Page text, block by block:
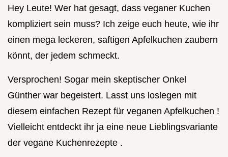
Hey Leute! Wer hat gesagt, dass veganer Kuchen
kompliziert sein muss? Ich zeige euch heute, wie ihr
einen mega leckeren, saftigen Apfelkuchen zaubern
könnt, der jedem schmeckt.
Versprochen! Sogar mein skeptischer Onkel
Günther war begeistert. Lasst uns loslegen mit
diesem einfachen Rezept für veganen Apfelkuchen !
Vielleicht entdeckt ihr ja eine neue Lieblingsvariante
der vegane Kuchenrezepte .